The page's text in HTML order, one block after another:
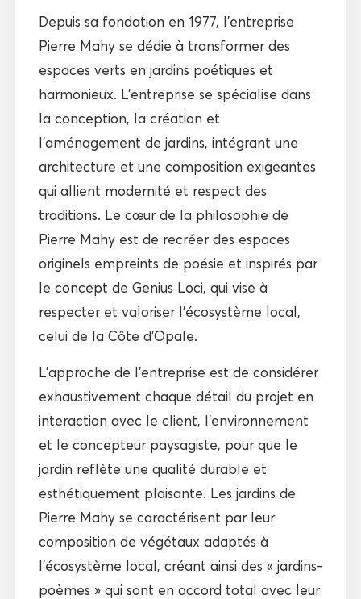
Depuis sa fondation en 1977, l’entreprise
Pierre Mahy se dédie à transformer des
espaces verts en jardins poétiques et
harmonieux. L’entreprise se spécialise dans
la conception, la création et
l’aménagement de jardins, intégrant une
architecture et une composition exigeantes
qui allient modernité et respect des
traditions. Le cœur de la philosophie de
Pierre Mahy est de recréer des espaces
originels empreints de poésie et inspirés par
le concept de Genius Loci, qui vise à
respecter et valoriser l’écosystème local,
celui de la Côte d’Opale.
L’approche de l’entreprise est de considérer
exhaustivement chaque détail du projet en
interaction avec le client, l’environnement
et le concepteur paysagiste, pour que le
jardin reflète une qualité durable et
esthétiquement plaisante. Les jardins de
Pierre Mahy se caractérisent par leur
composition de végétaux adaptés à
l’écosystème local, créant ainsi des « jardins-
poèmes » qui sont en accord total avec leur